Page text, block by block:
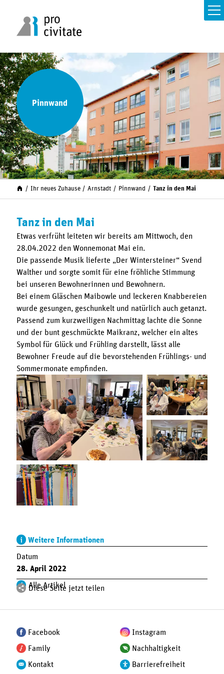
Pinnwand
Ihr neues Zuhause Arnstadt Pinnwand Tanz in den Mai
Tanz in den Mai
Etwas verfrüht leiteten wir bereits am Mittwoch, den
28.04.2022 den Wonnemonat Mai ein.
Die passende Musik lieferte „Der Wintersteiner“ Svend
Walther und sorgte somit für eine fröhliche Stimmung
bei unseren Bewohnerinnen und Bewohnern.
Bei einem Gläschen Maibowle und leckeren Knabbereien
wurde gesungen, geschunkelt und natürlich auch getanzt.
Passend zum kurzweiligen Nachmittag lachte die Sonne
und der bunt geschmückte Maikranz, welcher ein altes
Symbol für Glück und Frühling darstellt, lässt alle
Bewohner Freude auf die bevorstehenden Frühlings- und
Sommermonate empfinden.
Weitere Informationen
Datum
28. April 2022
Alle Artikel
Diese Seite jetzt teilen
Facebook Instagram
Family Nachhaltigkeit
Kontakt Barrierefreiheit